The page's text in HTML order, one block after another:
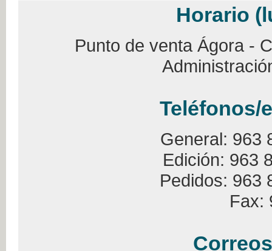
Horario
Punto de venta Ágora -
Teléfonos/
General: 963
Edición: 963
Pedidos: 963
Fax: